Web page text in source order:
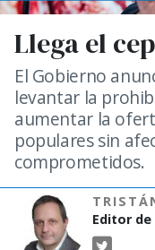
Llega el
El Gobierno
levantar la
aumentar la
populares sin
comprometidos.
Editor de